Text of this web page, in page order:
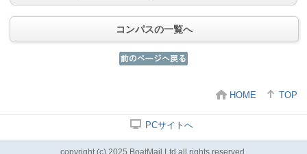
コンパスの一覧へ
HOME TOP
PCサイトへ
copyright (c) 2025 BoatMail,Ltd all rights reserved.